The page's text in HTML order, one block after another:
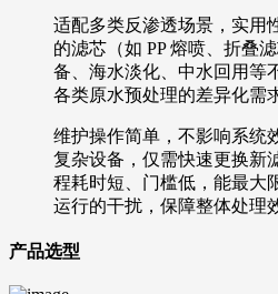
适配多类反渗透场景，实用
的滤芯（如 PP 熔喷、折叠
备、海水淡化、中水回用等
各类原水预处理的差异化需
维护操作简单，不影响系统
复杂设备，仅需快速更换新
程耗时短、门槛低，能最大
运行的干扰，保障整体处理
产品选型